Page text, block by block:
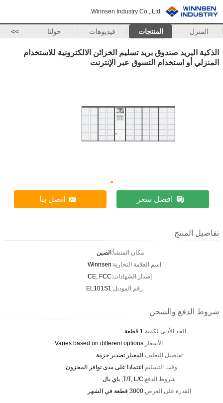
Winnsen Industry Co., Ltd.
المنزل المنتجات فيديوهات حولنا >>
الذكية البريد صندوق بريد تسليم الخزائن الالكترونية للاستخدام
المنزلي أو استخدام التسوق عبر الإنترنت
افضل سعر اتصل بنا
تفاصيل المنتج
مكان المنشأ:الصين
اسم العلامة التجارية:Winnsen
إصدار الشهادات:CE, FCC
رقم الموديل:EL101S1
شروط الدفع والشحن
الحد الأدنى لكمية:1 قطعة
الأسعار:Varies based on different options
تفاصيل التغليف:المعيار تصدير حزمة
وقت التسليم:اعتمادا على مدى توافر المخزون
شروط الدفع:T/T, L/C, باي بال
القدرة على العرض:3000 قطعة في الشهر